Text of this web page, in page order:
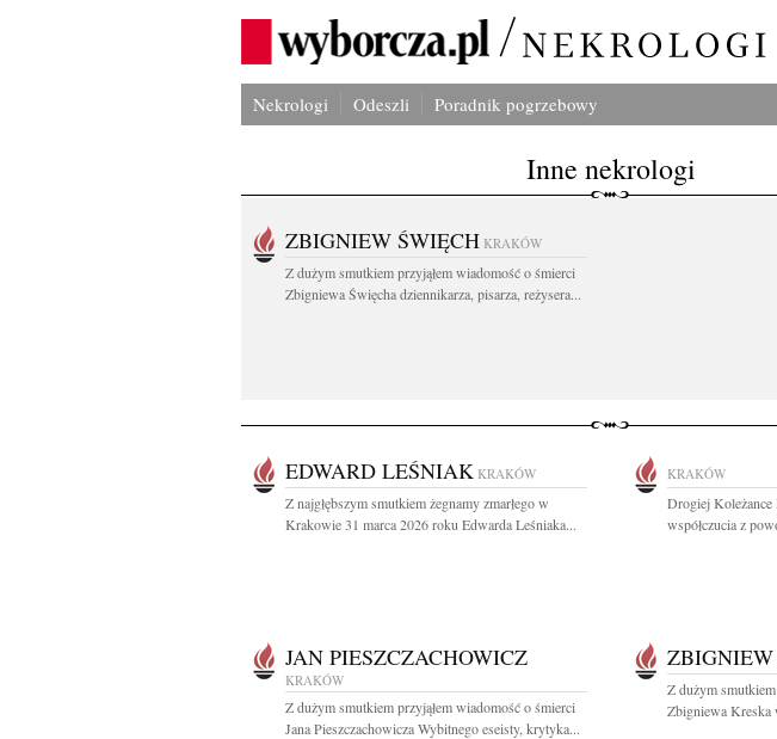
Nekrologi Odeszli Poradnik pogrzebowy
Inne nekrologi
ZBIGNIEW ŚWIĘCH KRAKÓW
Z dużym smutkiem przyjąłem wiadomość o śmierci
Zbigniewa Święcha dziennikarza, pisarza, reżysera...
EDWARD LEŚNIAK KRAKÓW
Z najgłębszym smutkiem żegnamy zmarłego w
Krakowie 31 marca 2026 roku Edwarda Leśniaka...
KRAKÓW
Drogiej Koleżance
współczucia z
JAN PIESZCZACHOWICZ
KRAKÓW
Z dużym smutkiem przyjąłem wiadomość o śmierci
Jana Pieszczachowicza Wybitnego eseisty, krytyka...
Z dużym
Zbigniewa Kreska